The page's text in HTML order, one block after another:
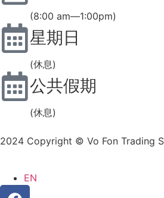
(8:00 am—1:00pm)
星期日
(休息)
公共假期
(休息)
2024 Copyright © Vo Fon Trading
EN